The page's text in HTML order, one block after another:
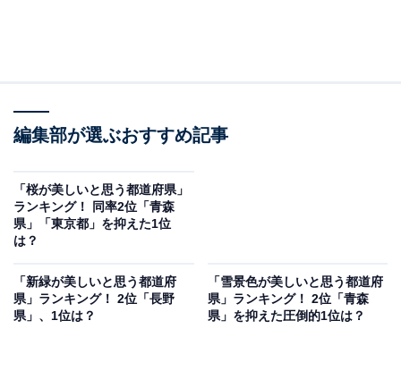
いて損はないと思います」（60代男性／新潟県）、「日
本一の落差を誇る那智の滝がある。神秘的で迫力があ
「滝と言えば那智の滝だと思うからです。直線に長く落
ちる姿が美しい」（40代女性／青森県）といった声が集
まりました。
編集部が選ぶおすすめ記事
「桜が美しいと思う都道府県」
ランキング！ 同率2位「青森
県」「東京都」を抑えた1位
は？
「新緑が美しいと思う都道府
県」ランキング！ 2位「長野
県」、1位は？
「雪景色が美しいと思う都道府
県」ランキング！ 2位「青森
県」を抑えた圧倒的1位は？